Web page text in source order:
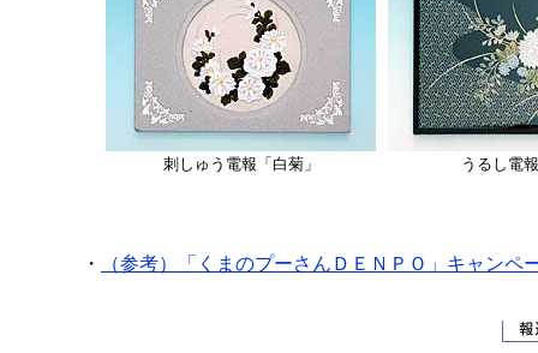
刺しゅう電報「白菊」 うるし電
・ （参考）「くまのプーさんＤＥＮＰＯ」キャンペ